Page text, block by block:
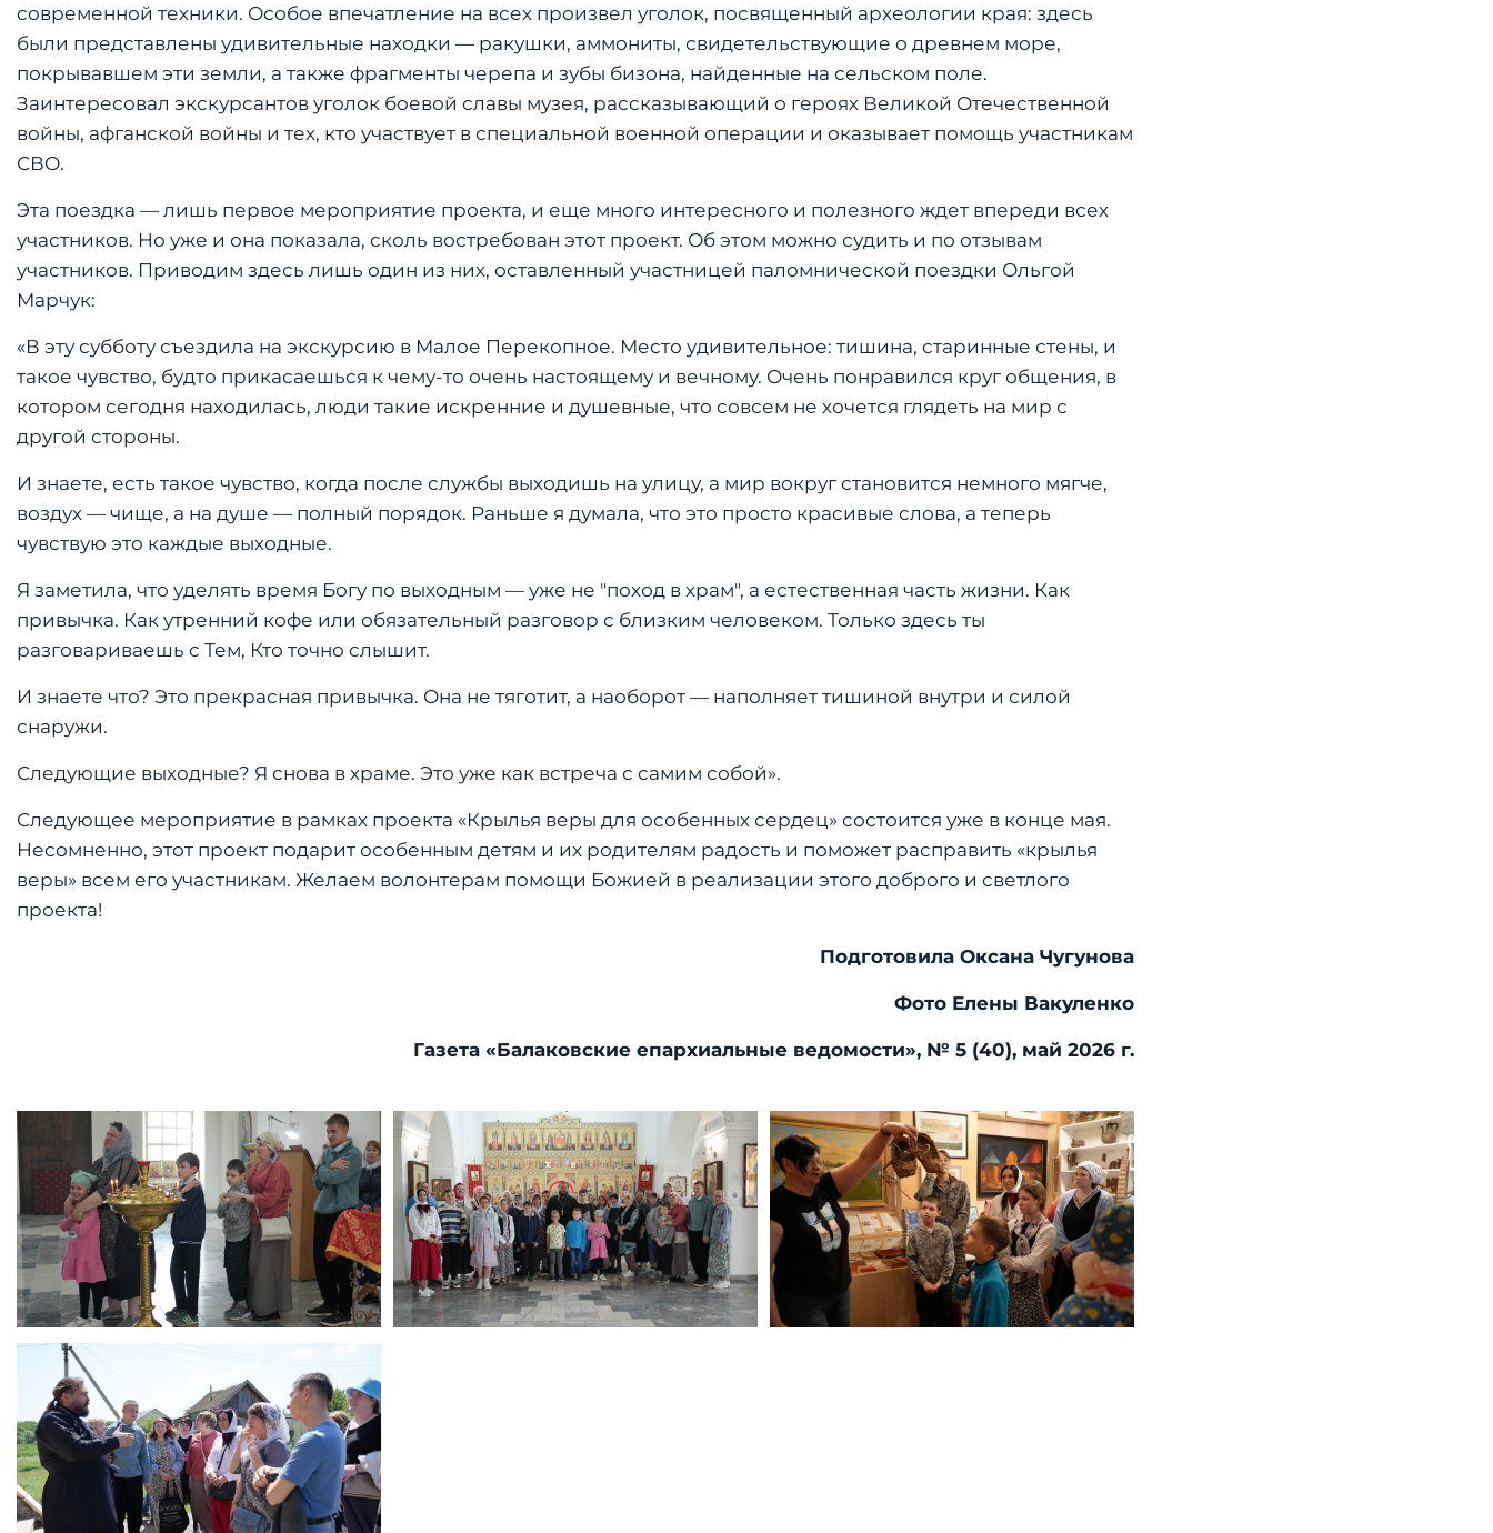
современной техники. Особое впечатление на всех произвел уголок, посвященный археологии края: здесь
были представлены удивительные находки — ракушки, аммониты, свидетельствующие о древнем море,
покрывавшем эти земли, а также фрагменты черепа и зубы бизона, найденные на сельском поле.
Заинтересовал экскурсантов уголок боевой славы музея, рассказывающий о героях Великой Отечественной
войны, афганской войны и тех, кто участвует в специальной военной операции и оказывает помощь участникам
СВО.
Эта поездка — лишь первое мероприятие проекта, и еще много интересного и полезного ждет впереди всех
участников. Но уже и она показала, сколь востребован этот проект. Об этом можно судить и по отзывам
участников. Приводим здесь лишь один из них, оставленный участницей паломнической поездки Ольгой
Марчук:
«В эту субботу съездила на экскурсию в Малое Перекопное. Место удивительное: тишина, старинные стены, и
такое чувство, будто прикасаешься к чему-то очень настоящему и вечному. Очень понравился круг общения, в
котором сегодня находилась, люди такие искренние и душевные, что совсем не хочется глядеть на мир с
другой стороны.
И знаете, есть такое чувство, когда после службы выходишь на улицу, а мир вокруг становится немного мягче,
воздух — чище, а на душе — полный порядок. Раньше я думала, что это просто красивые слова, а теперь
чувствую это каждые выходные.
Я заметила, что уделять время Богу по выходным — уже не "поход в храм", а естественная часть жизни. Как
привычка. Как утренний кофе или обязательный разговор с близким человеком. Только здесь ты
разговариваешь с Тем, Кто точно слышит.
И знаете что? Это прекрасная привычка. Она не тяготит, а наоборот — наполняет тишиной внутри и силой
снаружи.
Следующие выходные? Я снова в храме. Это уже как встреча с самим собой».
Следующее мероприятие в рамках проекта «Крылья веры для особенных сердец» состоится уже в конце мая.
Несомненно, этот проект подарит особенным детям и их родителям радость и поможет расправить «крылья
веры» всем его участникам. Желаем волонтерам помощи Божией в реализации этого доброго и светлого
проекта!
Подготовила Оксана Чугунова
Фото Елены Вакуленко
Газета «Балаковские епархиальные ведомости», № 5 (40), май 2026 г.